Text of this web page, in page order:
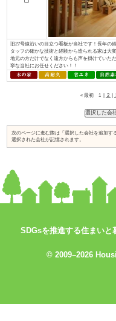
富士商圏（富士市･富士宮市
棟数」の調査で、イデキョウ
年に富士市に創業し、2018
入れられている証と考え、今
コをチェック
SDGsを推進する住まいと
© 2009–2026